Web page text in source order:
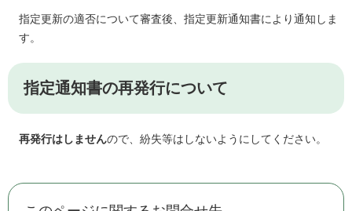
指定更新の適否について審査後、指定更新通知書により通知しま
す。
指定通知書の再発行について
再発行はしませんので、紛失等はしないようにしてください。